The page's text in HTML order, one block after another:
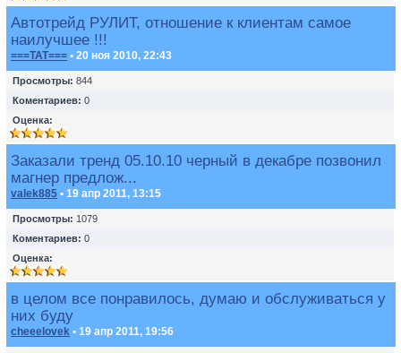
Автотрейд РУЛИТ, отношение к клиентам самое
наилучшее !!!
===TAT=== • 20 ноя 2010, 22:43
Просмотры: 844
Коментариев: 0
Оценка:
Заказали тренд 05.10.10 черный в декабре позвонил
магнер предлож...
valek885 • 19 апр 2011, 13:15
Просмотры: 1079
Коментариев: 0
Оценка:
в целом все понравилось, думаю и обслуживаться у
них буду
cheeelovek • 19 апр 2011, 19:56